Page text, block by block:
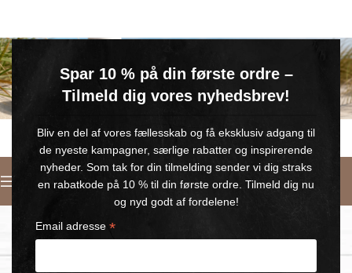
Spar 10 % på din første ordre –
Tilmeld dig vores nyhedsbrev!
Bliv en del af vores fællesskab og få eksklusiv adgang til
de nyeste kampagner, særlige rabatter og inspirerende
nyheder. Som tak for din tilmelding sender vi dig straks
en rabatkode på 10 % til din første ordre. Tilmeld dig nu
og nyd godt af fordelene!
Email adresse *
Køb for min. 600 kr.
🎁 Gælder til og med d. 9. august
Deutsch